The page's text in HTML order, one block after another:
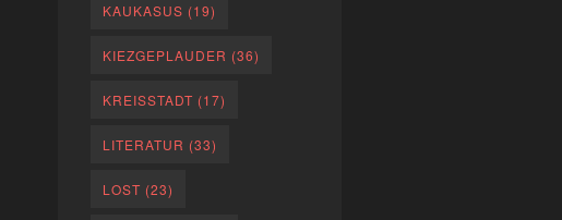
KAUKASUS (19)
KIEZGEPLAUDER (36)
KREISSTADT (17)
LITERATUR (33)
LOST (23)